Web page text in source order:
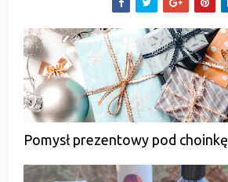
Pomysł prezentowy pod choinkę